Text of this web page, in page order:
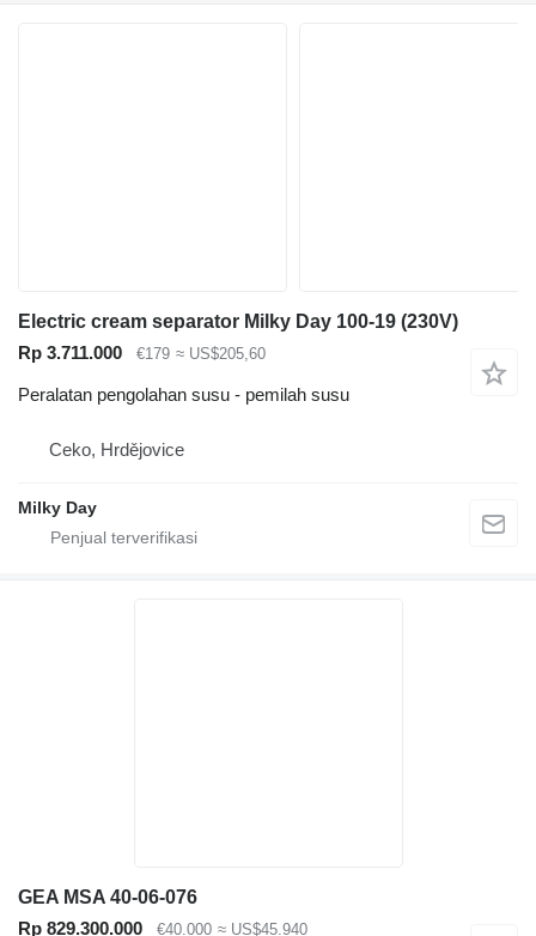
Electric cream separator Milky Day 100-19 (230V)
Rp 3.711.000
€179 ≈ US$205,60
Peralatan pengolahan susu - pemilah susu
Ceko, Hrdějovice
Milky Day
GEA MSA 40-06-076
Rp 829.300.000
€40.000 ≈ US$45.940